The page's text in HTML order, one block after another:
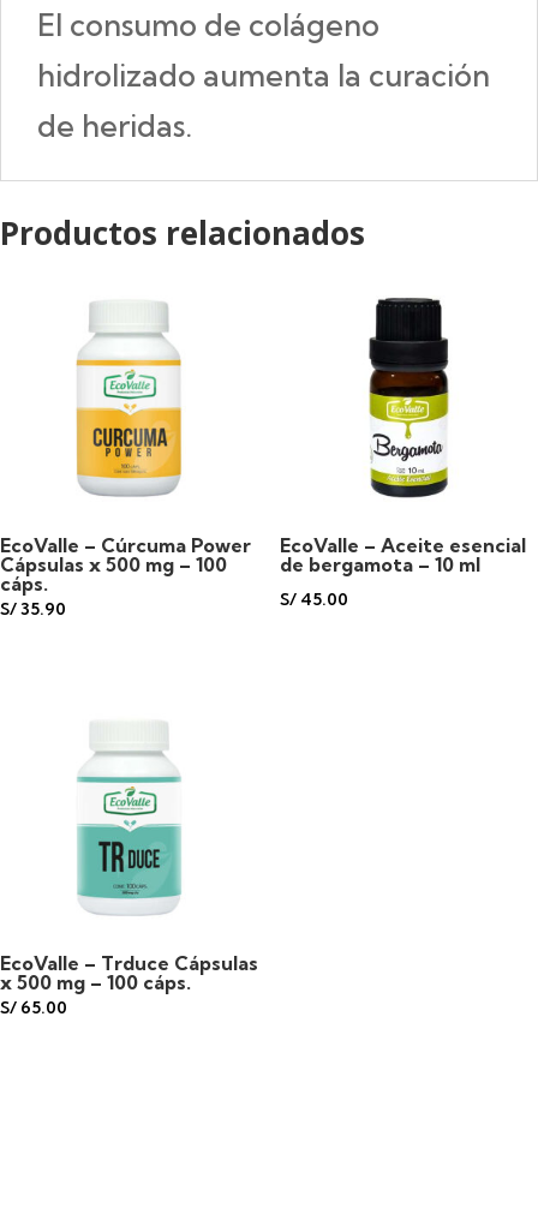
El consumo de colágeno
hidrolizado aumenta la curación
de heridas.
Productos relacionados
EcoValle – Cúrcuma Power
Cápsulas x 500 mg – 100
cáps.
S/35.90
EcoValle – Aceite esencial
de bergamota – 10 ml
S/45.00
EcoValle – Trduce Cápsulas
x 500 mg – 100 cáps.
S/ 65.00